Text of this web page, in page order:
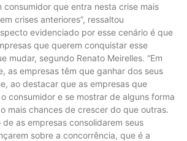
consumidor que entra nesta crise mais
crises anteriores”, ressaltou
evidenciado por esse cenário é que
que querem conquistar esse
mudar, segundo Renato Meirelles. “Em
as empresas têm que ganhar dos seus
ao destacar que as empresas que
consumidor e se mostrar de alguns forma
mais chances de crescer do que outras.
de as empresas consolidarem seus
sobre a concorrência, que é a